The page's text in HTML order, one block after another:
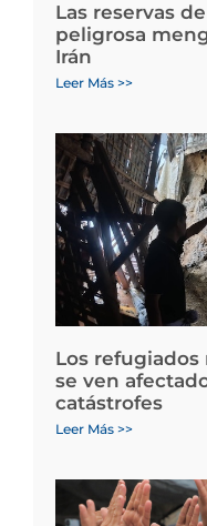
Las reservas
peligrosa
Irán
Leer Más >>
Los
se ven
catástrofes
Leer Más >>